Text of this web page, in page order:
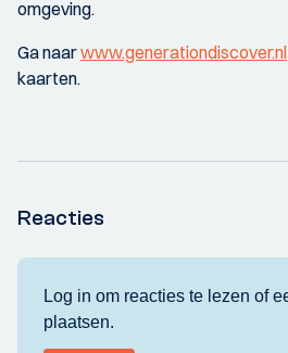
omgeving.
Ga naarwww.generationdiscover.nl
kaarten.
Reacties